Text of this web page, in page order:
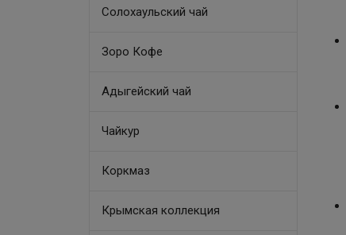
Солохаульский чай
Зоро Кофе
Адыгейский чай
Чайкур
Коркмаз
Крымская коллекция